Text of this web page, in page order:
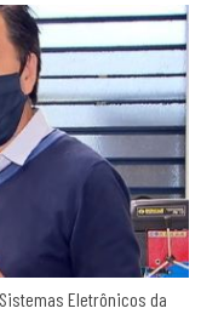
Eletrônicos da